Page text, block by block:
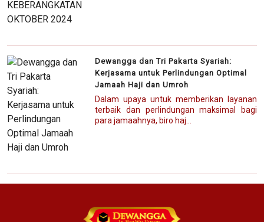
Dewangga dan Tri Pakarta Syariah:
Kerjasama untuk Perlindungan Optimal
Jamaah Haji dan Umroh
Dalam upaya untuk memberikan layanan
terbaik dan perlindungan maksimal bagi
para jamaahnya, biro haj...